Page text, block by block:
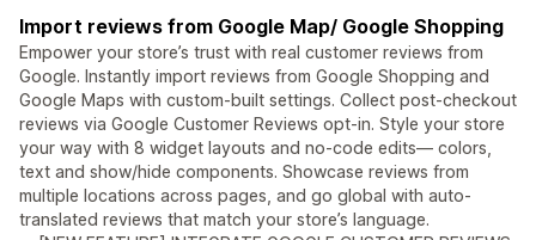
Import reviews from Google Map/ Google Shopping
Empower your store’s trust with real customer reviews from
Google. Instantly import reviews from Google Shopping and
Google Maps with custom-built settings. Collect post-checkout
reviews via Google Customer Reviews opt-in. Style your store
your way with 8 widget layouts and no-code edits— colors,
text and show/hide components. Showcase reviews from
multiple locations across pages, and go global with auto-
translated reviews that match your store’s language.